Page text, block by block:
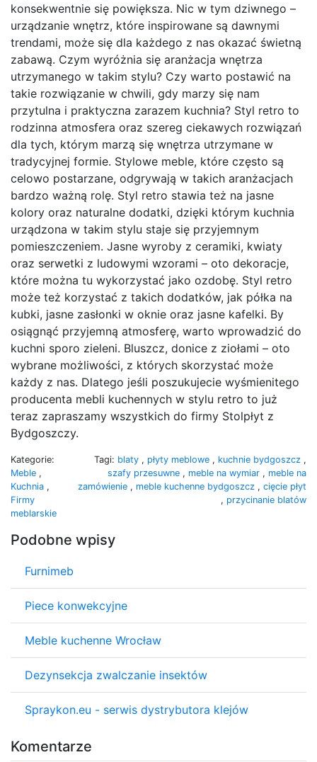
konsekwentnie się powiększa. Nic w tym dziwnego –
urządzanie wnętrz, które inspirowane są dawnymi
trendami, może się dla każdego z nas okazać świetną
zabawą. Czym wyróżnia się aranżacja wnętrza
utrzymanego w takim stylu? Czy warto postawić na
takie rozwiązanie w chwili, gdy marzy się nam
przytulna i praktyczna zarazem kuchnia? Styl retro to
rodzinna atmosfera oraz szereg ciekawych rozwiązań
dla tych, którym marzą się wnętrza utrzymane w
tradycyjnej formie. Stylowe meble, które często są
celowo postarzane, odgrywają w takich aranżacjach
bardzo ważną rolę. Styl retro stawia też na jasne
kolory oraz naturalne dodatki, dzięki którym kuchnia
urządzona w takim stylu staje się przyjemnym
pomieszczeniem. Jasne wyroby z ceramiki, kwiaty
oraz serwetki z ludowymi wzorami – oto dekoracje,
które można tu wykorzystać jako ozdobę. Styl retro
może też korzystać z takich dodatków, jak półka na
kubki, jasne zasłonki w oknie oraz jasne kafelki. By
osiągnąć przyjemną atmosferę, warto wprowadzić do
kuchni sporo zieleni. Bluszcz, donice z ziołami – oto
wybrane możliwości, z których skorzystać może
każdy z nas. Dlatego jeśli poszukujecie wyśmienitego
producenta mebli kuchennych w stylu retro to już
teraz zapraszamy wszystkich do firmy Stolpłyt z
Bydgoszczy.
Kategorie:
Meble ,
Kuchnia ,
Firmy
meblarskie
Tagi: blaty , płyty meblowe , kuchnie bydgoszcz ,
szafy przesuwne , meble na wymiar , meble na
zamówienie , meble kuchenne bydgoszcz , cięcie płyt
, przycinanie blatów
Podobne wpisy
Furnimeb
Piece konwekcyjne
Meble kuchenne Wrocław
Dezynsekcja zwalczanie insektów
Spraykon.eu - serwis dystrybutora klejów
Komentarze